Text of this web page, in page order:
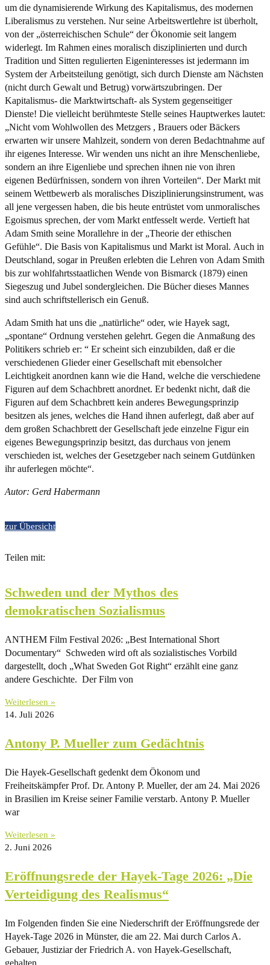
um die dynamisierende Wirkung des Kapitalismus, des modernen
Liberalismus zu verstehen. Nur seine Arbeitswertlehre ist überholt,
von der „österreichischen Schule“ der Ökonomie seit langem
widerlegt. Im Rahmen eines moralisch disziplinierten und durch
Tradition und Sitten regulierten Eigeninteresses ist jedermann im
System der Arbeitsteilung genötigt, sich durch Dienste am Nächsten
(nicht durch Gewalt und Betrug) vorwärtszubringen. Der
Kapitalismus- die Marktwirtschaft- als System gegenseitiger
Dienste! Die vielleicht berühmteste Stelle seines Hauptwerkes lautet:
„Nicht vom Wohlwollen des Metzgers , Brauers oder Bäckers
erwarten wir unsere Mahlzeit, sondern von deren Bedachtnahme auf
ihr eigenes Interesse. Wir wenden uns nicht an ihre Menschenliebe,
sondern an ihre Eigenliebe und sprechen ihnen nie von ihren
eigenen Bedürfnissen, sondern von ihren Vorteilen“. Der Markt mit
seinem Wettbewerb als moralisches Disziplinierungsinstrument, was
all jene vergessen haben, die bis heute entrüstet vom unmoralisches
Egoismus sprechen, der vom Markt entfesselt werde. Vertieft hat
Adam Smith seine Morallehre in der „Theorie der ethischen
Gefühle“. Die Basis von Kapitalismus und Markt ist Moral. Auch in
Deutschland, sogar in Preußen erlebten die Lehren von Adam Smith
bis zur wohlfahrtsstaatlichen Wende von Bismarck (1879) einen
Siegeszug und Jubel sondergleichen. Die Bücher dieses Mannes
sind auch schriftstellerisch ein Genuß.
Adam Smith hat uns die „natürliche“ oder, wie Hayek sagt,
„spontane“ Ordnung verstehen gelehrt. Gegen die Anmaßung des
Politikers schrieb er: “ Er scheint sich einzubilden, daß er die
verschiedenen Glieder einer Gesellschaft mit ebensolcher
Leichtigkeit anordnen kann wie die Hand, welche die verschiedene
Figuren auf dem Schachbrett anordnet. Er bedenkt nicht, daß die
Figuren auf dem Schachbrett kein anderes Bewegungsprinzip
besitzen als jenes, welches die Hand ihnen auferlegt, daß aber auf
dem großen Schachbrett der Gesellschaft jede einzelne Figur ein
eigenes Bewegungsprinzip besitzt, das durchaus von jenem
verschieden ist, welches der Gesetzgeber nach seinem Gutdünken
ihr auferlegen möchte“.
Autor: Gerd Habermann
zur Übersicht
Teilen mit:
Schweden und der Mythos des
demokratischen Sozialismus
ANTHEM Film Festival 2026: „Best International Short
Documentary“ Schweden wird oft als sozialistisches Vorbild
dargestellt, doch „What Sweden Got Right“ erzählt eine ganz
andere Geschichte. Der Film von
Weiterlesen »
14. Juli 2026
Antony P. Mueller zum Gedächtnis
Die Hayek-Gesellschaft gedenkt dem Ökonom und
Freiheitskämpfer Prof. Dr. Antony P. Mueller, der am 24. Mai 2026
in Brasilien im Kreise seiner Familie verstarb. Antony P. Mueller
war
Weiterlesen »
2. Juni 2026
Eröffnungsrede der Hayek-Tage 2026: „Die
Verteidigung des Realismus“
Im Folgenden finden Sie eine Niederschrift der Eröffnungsrede der
Hayek-Tage 2026 in Münster, die am 22. Mai durch Carlos A.
Gebauer, Justiziar der Friedrich A. von Hayek-Gesellschaft,
gehalten